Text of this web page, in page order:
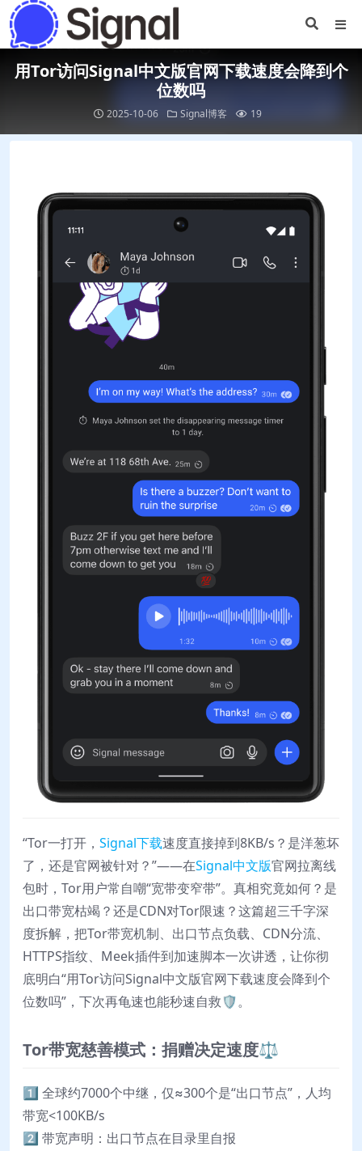
用Tor访问Signal中文版官网下载速度会降到个
位数吗
2025-10-06 Signal博客 19
“Tor一打开， Signal下载速度直接掉到8KB/s？是洋葱坏
了，还是官网被针对？”——在Signal中文版官网拉离线
包时，Tor用户常自嘲“宽带变窄带”。真相究竟如何？是
出口带宽枯竭？还是CDN对Tor限速？这篇超三千字深
度拆解，把Tor带宽机制、出口节点负载、CDN分流、
HTTPS指纹、Meek插件到加速脚本一次讲透，让你彻
底明白“用Tor访问Signal中文版官网下载速度会降到个
位数吗”，下次再龟速也能秒速自救🛡️。
Tor带宽慈善模式：捐赠决定速度⚖️
1️⃣ 全球约7000个中继，仅≈300个是“出口节点”，人均
带宽<100KB/s
2️⃣ 带宽声明：出口节点在目录里自报